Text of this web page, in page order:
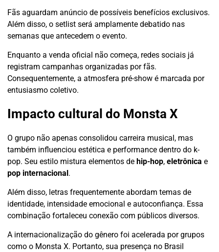
Fãs aguardam anúncio de possíveis benefícios exclusivos.
Além disso, o setlist será amplamente debatido nas
semanas que antecedem o evento.
Enquanto a venda oficial não começa, redes sociais já
registram campanhas organizadas por fãs.
Consequentemente, a atmosfera pré-show é marcada por
entusiasmo coletivo.
Impacto cultural do Monsta X
O grupo não apenas consolidou carreira musical, mas
também influenciou estética e performance dentro do k-
pop. Seu estilo mistura elementos de hip-hop, eletrônica e
pop internacional.
Além disso, letras frequentemente abordam temas de
identidade, intensidade emocional e autoconfiança. Essa
combinação fortaleceu conexão com públicos diversos.
A internacionalização do gênero foi acelerada por grupos
como o Monsta X. Portanto, sua presença no Brasil